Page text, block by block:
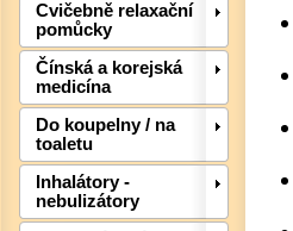
Cvičebně relaxační
pomůcky
Čínská a korejská
medicína
Do koupelny / na
toaletu
Inhalátory -
nebulizátory